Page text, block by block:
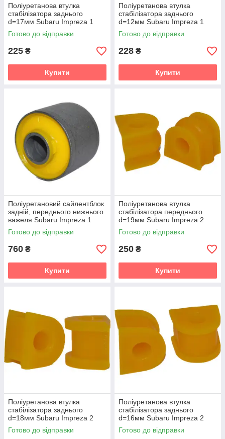
Поліуретанова втулка
стабілізатора заднього
d=17мм Subaru Impreza 1
gen. (GF) Універсал (1992-
2000) v19
Готово до відправки
225 ₴
Купити
Поліуретанова втулка
стабілізатора заднього
d=12мм Subaru Impreza 1
gen. (GF) Універсал (1992-
2000) v19
Готово до відправки
228 ₴
Купити
Поліуретановий сайлентблок
задній, переднього нижнього
важеля Subaru Impreza 1
gen. (GF) Універсал (1992-
2000) v19
Готово до відправки
760 ₴
Купити
Поліуретанова втулка
стабілізатора переднього
d=19мм Subaru Impreza 2
gen. (GD) Седан (2000-2007)
v19
Готово до відправки
250 ₴
Купити
Поліуретанова втулка
стабілізатора заднього
d=18мм Subaru Impreza 2
gen. (GD) Седан (2000-2007)
v19
Готово до відправки
Поліуретанова втулка
стабілізатора заднього
d=16мм Subaru Impreza 2
gen. (GD) Седан (2000-2007)
v19
Готово до відправки